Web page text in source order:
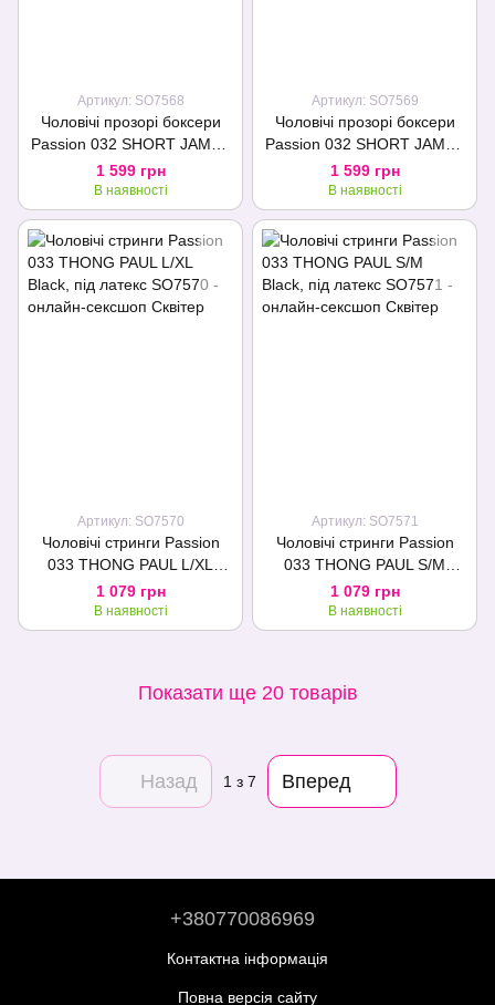
Артикул: SO7568
Чоловічі прозорі боксери
Passion 032 SHORT JAMES
S/M Black, сітка
1 599 грн
В наявності
Артикул: SO7569
Чоловічі прозорі боксери
Passion 032 SHORT JAMES
XXL/XXXL Black, сітка
1 599 грн
В наявності
Артикул: SO7570
Чоловічі стринги Passion
033 THONG PAUL L/XL
Black, під латекс
1 079 грн
В наявності
Артикул: SO7571
Чоловічі стринги Passion
033 THONG PAUL S/M
Black, під латекс
1 079 грн
В наявності
Показати ще 20 товарів
Назад 1 з 7 Вперед
+380770086969
Контактна інформація
Повна версія сайту